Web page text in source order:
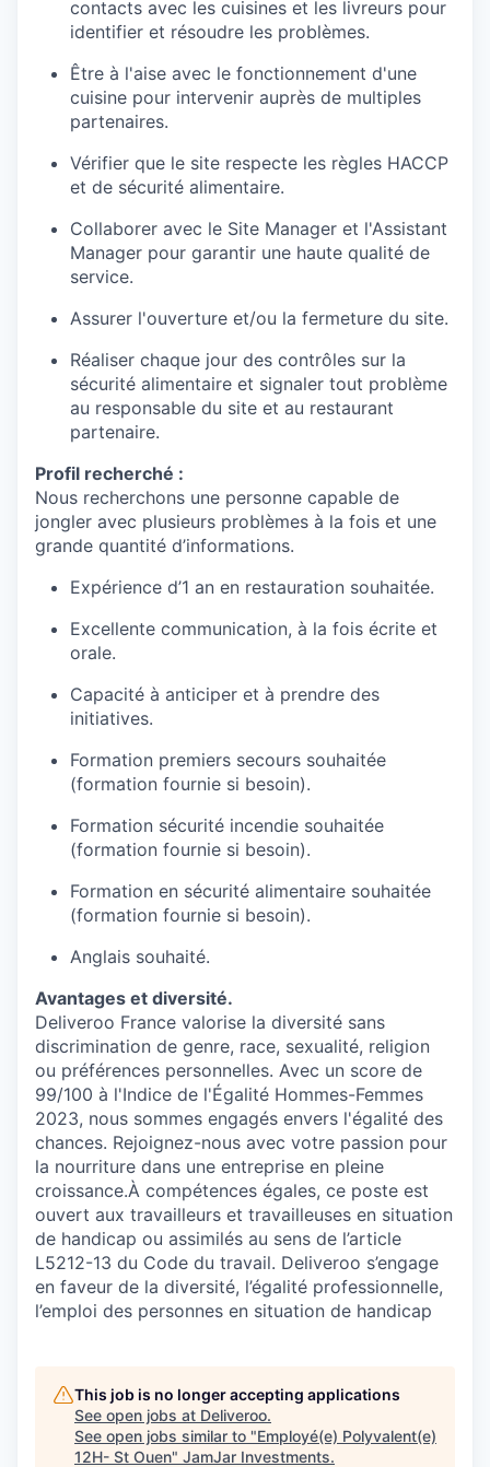
contacts avec les cuisines et les livreurs pour
identifier et résoudre les problèmes.
Être à l'aise avec le fonctionnement d'une
cuisine pour intervenir auprès de multiples
partenaires.
Vérifier que le site respecte les règles HACCP
et de sécurité alimentaire.
Collaborer avec le Site Manager et l'Assistant
Manager pour garantir une haute qualité de
service.
Assurer l'ouverture et/ou la fermeture du site.
Réaliser chaque jour des contrôles sur la
sécurité alimentaire et signaler tout problème
au responsable du site et au restaurant
partenaire.
Profil recherché :
Nous recherchons une personne capable de
jongler avec plusieurs problèmes à la fois et une
grande quantité d’informations.
Expérience d’1 an en restauration souhaitée.
Excellente communication, à la fois écrite et
orale.
Capacité à anticiper et à prendre des
initiatives.
Formation premiers secours souhaitée
(formation fournie si besoin).
Formation sécurité incendie souhaitée
(formation fournie si besoin).
Formation en sécurité alimentaire souhaitée
(formation fournie si besoin).
Anglais souhaité.
Avantages et diversité.
Deliveroo France valorise la diversité sans
discrimination de genre, race, sexualité, religion
ou préférences personnelles. Avec un score de
99/100 à l'Indice de l'Égalité Hommes-Femmes
2023, nous sommes engagés envers l'égalité des
chances. Rejoignez-nous avec votre passion pour
la nourriture dans une entreprise en pleine
croissance.À compétences égales, ce poste est
ouvert aux travailleurs et travailleuses en situation
de handicap ou assimilés au sens de l’article
L5212-13 du Code du travail. Deliveroo s’engage
en faveur de la diversité, l’égalité professionnelle,
l’emploi des personnes en situation de handicap
This job is no longer accepting applications
See open jobs at Deliveroo.
See open jobs similar to "Employé(e) Polyvalent(e)
12H- St Ouen" JamJar Investments.